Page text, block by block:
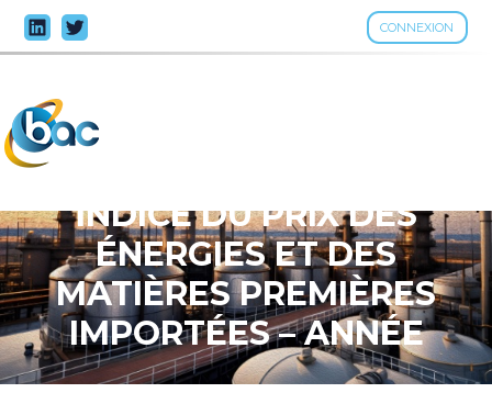
CONNEXION
Aller
au
INDICE DU PRIX DES
ÉNERGIES ET DES
MATIÈRES PREMIÈRES
IMPORTÉES – ANNÉE
2025